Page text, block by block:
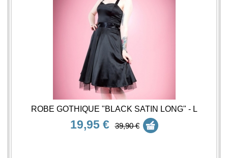
ROBE GOTHIQUE "BLACK SATIN LONG" - L
19,95 € 39,90 €